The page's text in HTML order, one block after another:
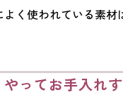
く使われている素
ってお手入れ